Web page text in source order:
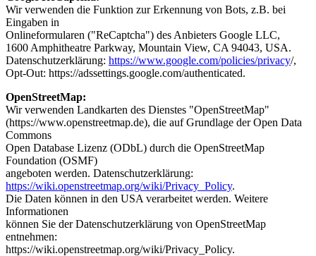
Wir verwenden die Funktion zur Erkennung von Bots, z.B. bei
Eingaben in
Onlineformularen ("ReCaptcha") des Anbieters Google LLC,
1600 Amphitheatre Parkway, Mountain View, CA 94043, USA.
Datenschutzerklärung: https://www.google.com/policies/privacy/,
Opt-Out: https://adssettings.google.com/authenticated.
OpenStreetMap:
Wir verwenden Landkarten des Dienstes "OpenStreetMap"
(https://www.openstreetmap.de), die auf Grundlage der Open Data
Commons
Open Database Lizenz (ODbL) durch die OpenStreetMap
Foundation (OSMF)
angeboten werden. Datenschutzerklärung:
https://wiki.openstreetmap.org/wiki/Privacy_Policy.
Die Daten können in den USA verarbeitet werden. Weitere
Informationen
können Sie der Datenschutzerklärung von OpenStreetMap
entnehmen:
https://wiki.openstreetmap.org/wiki/Privacy_Policy.